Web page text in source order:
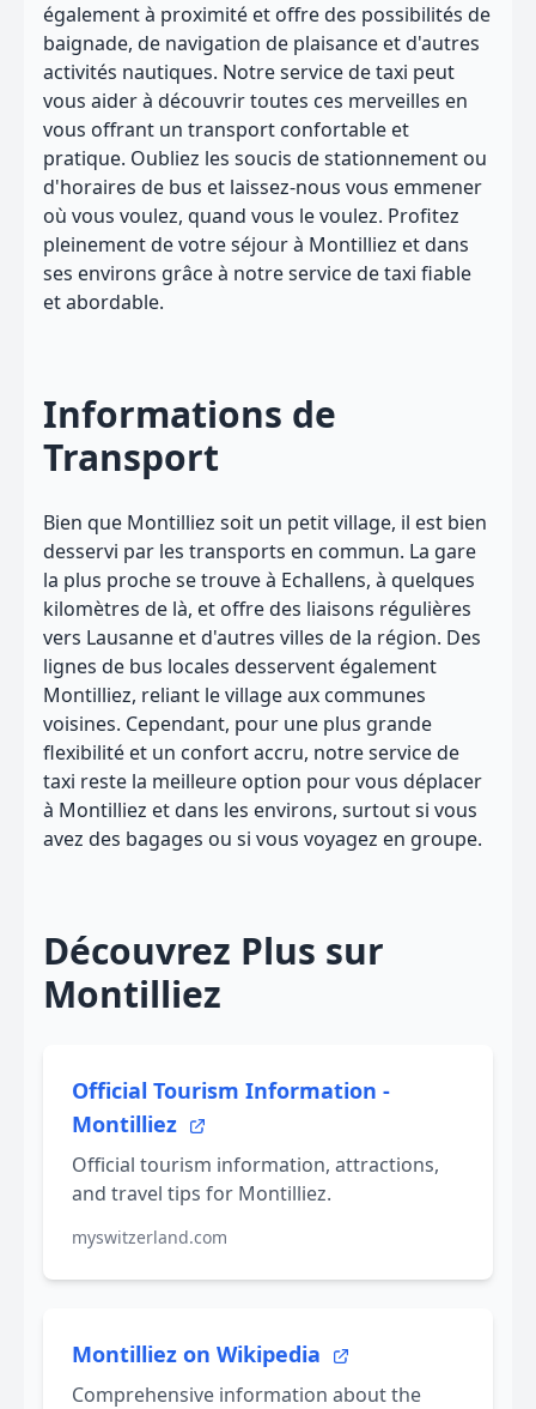
également à proximité et offre des possibilités de
baignade, de navigation de plaisance et d'autres
activités nautiques. Notre service de taxi peut
vous aider à découvrir toutes ces merveilles en
vous offrant un transport confortable et
pratique. Oubliez les soucis de stationnement ou
d'horaires de bus et laissez-nous vous emmener
où vous voulez, quand vous le voulez. Profitez
pleinement de votre séjour à Montilliez et dans
ses environs grâce à notre service de taxi fiable
et abordable.
Informations de
Transport
Bien que Montilliez soit un petit village, il est bien
desservi par les transports en commun. La gare
la plus proche se trouve à Echallens, à quelques
kilomètres de là, et offre des liaisons régulières
vers Lausanne et d'autres villes de la région. Des
lignes de bus locales desservent également
Montilliez, reliant le village aux communes
voisines. Cependant, pour une plus grande
flexibilité et un confort accru, notre service de
taxi reste la meilleure option pour vous déplacer
à Montilliez et dans les environs, surtout si vous
avez des bagages ou si vous voyagez en groupe.
Découvrez Plus sur
Montilliez
Official Tourism Information -
Montilliez
Official tourism information, attractions,
and travel tips for Montilliez.
myswitzerland.com
Montilliez on Wikipedia
Comprehensive information about the